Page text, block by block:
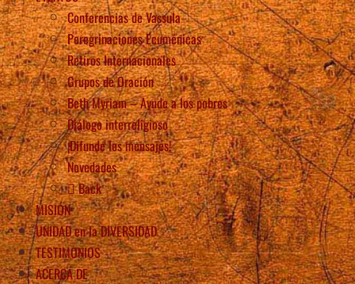
Conferencias de Vassula
Peregrinaciones Ecuménicas
Retiros Internacionales
Grupos de Oración
Beth Myriam – Ayude a los pobres
Diálogo interreligioso
¡Difunde los mensajes!
Novedades
Back
MISIÓN
UNIDAD en la DIVERSIDAD
TESTIMONIOS
ACERCA DE